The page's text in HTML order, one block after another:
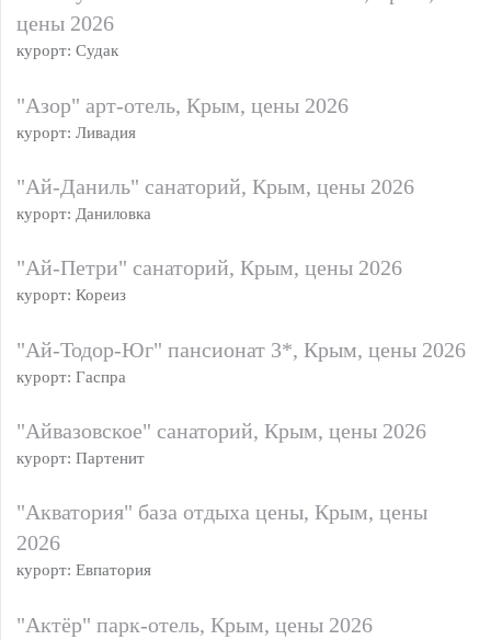
цены 2026
курорт: Судак
"Азор" арт-отель, Крым, цены 2026
курорт: Ливадия
"Ай-Даниль" санаторий, Крым, цены 2026
курорт: Даниловка
"Ай-Петри" санаторий, Крым, цены 2026
курорт: Кореиз
"Ай-Тодор-Юг" пансионат 3*, Крым, цены 2026
курорт: Гаспра
"Айвазовское" санаторий, Крым, цены 2026
курорт: Партенит
"Акватория" база отдыха цены, Крым, цены
2026
курорт: Евпатория
"Актёр" парк-отель, Крым, цены 2026